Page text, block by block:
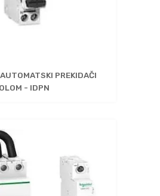
PREKIDAČI
- IDPN